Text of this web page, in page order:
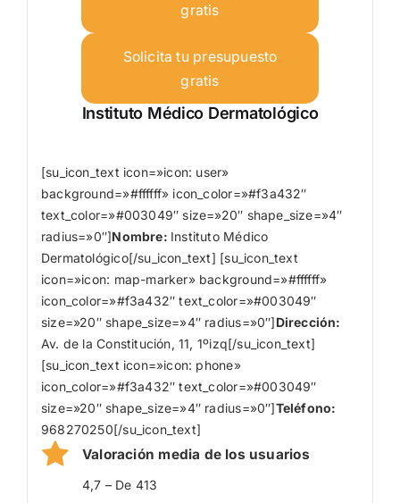
gratis
Solicita tu presupuesto
gratis
Instituto Médico Dermatológico
[su_icon_text icon=»icon: user»
background=»#ffffff» icon_color=»#f3a432″
text_color=»#003049″ size=»20″ shape_size=»4″
radius=»0″]Nombre: Instituto Médico
Dermatológico[/su_icon_text] [su_icon_text
icon=»icon: map-marker» background=»#ffffff»
icon_color=»#f3a432″ text_color=»#003049″
size=»20″ shape_size=»4″ radius=»0″]Dirección:
Av. de la Constitución, 11, 1ºizq[/su_icon_text]
[su_icon_text icon=»icon: phone»
icon_color=»#f3a432″ text_color=»#003049″
size=»20″ shape_size=»4″ radius=»0″]Teléfono:
968270250[/su_icon_text]
Valoración media de los usuarios
4,7 – De 413